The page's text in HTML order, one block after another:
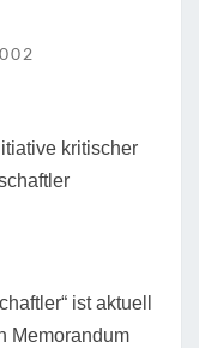
kritischer
ist aktuell
Memorandum